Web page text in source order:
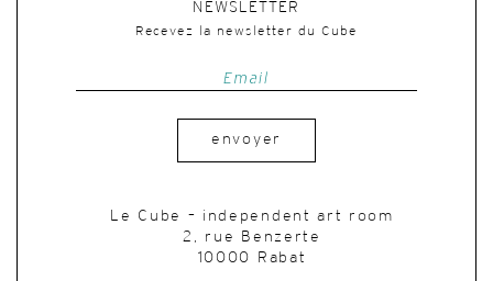
NEWSLETTER
Recevez la newsletter du Cube
envoyer
Le Cube – independent art room
2, rue Benzerte
10000 Rabat